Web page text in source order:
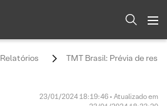
Relatórios TMT Brasil: Prévia de
23/01/2024 18:19:46 • Atualizado em